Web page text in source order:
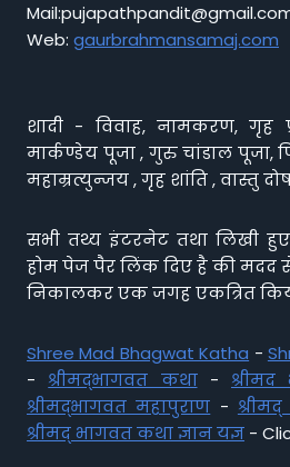
Web: gaurbrahmansamaj.com
शादी - विवाह, नामकरण, गृह
मार्कण्डेय पूजा , गुरु चांडाल पूजा,
महाम्रत्युन्जय , गृह शांति , वास्तु
सभी तथ्य इंटरनेट तथा लिखी हुए
होम पेज पैर लिंक दिए है की मदद
निकालकर एक जगह एकत्रित
Shree Mad Bhagwat Katha -
- श्रीमद्भागवत कथा-
श्रीमद्भागवत महापुराण -
श्रीमद् भागवत कथा ज्ञान यज्ञ -